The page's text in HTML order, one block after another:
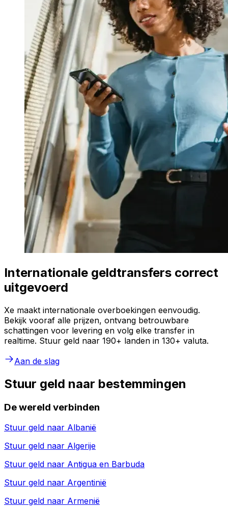
Internationale geldtransfers correct
uitgevoerd
Xe maakt internationale overboekingen eenvoudig.
Bekijk vooraf alle prijzen, ontvang betrouwbare
schattingen voor levering en volg elke transfer in
realtime. Stuur geld naar 190+ landen in 130+ valuta.
Aan de slag
Stuur geld naar bestemmingen
De wereld verbinden
Stuur geld naar Albanië
Stuur geld naar Algerije
Stuur geld naar Antigua en Barbuda
Stuur geld naar Argentinië
Stuur geld naar Armenië